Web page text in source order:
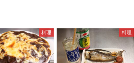
料理 料理